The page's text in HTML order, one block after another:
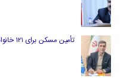
تأمین مسکن برای ۱۲۱ خانواده نیازمند